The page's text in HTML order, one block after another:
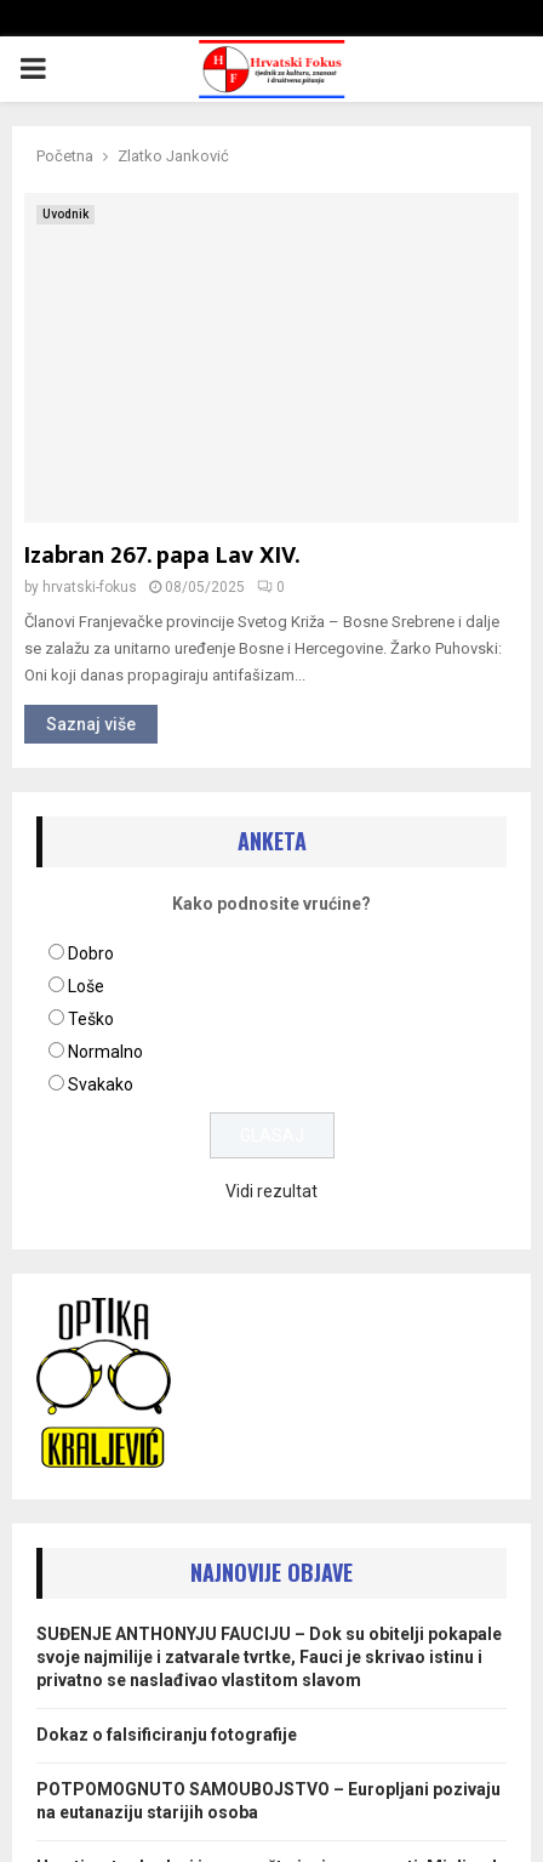
PRIMARY
Početna Zlatko Janković
Uvodnik
Izabran 267. papa Lav XIV.
by hrvatski-fokus 08/05/2025 0
Članovi Franjevačke provincije Svetog Križa – Bosne Srebrene i dalje
se zalažu za unitarno uređenje Bosne i Hercegovine. Žarko Puhovski:
Oni koji danas propagiraju antifašizam...
Saznaj više
ANKETA
Kako podnosite vrućine?
Dobro
Loše
Teško
Normalno
Svakako
Vidi rezultat
NAJNOVIJE OBJAVE
SUĐENJE ANTHONYJU FAUCIJU – Dok su obitelji pokapale
svoje najmilije i zatvarale tvrtke, Fauci je skrivao istinu i
privatno se naslađivao vlastitom slavom
Dokaz o falsificiranju fotografije
POTPOMOGNUTO SAMOUBOJSTVO – Europljani pozivaju
na eutanaziju starijih osoba